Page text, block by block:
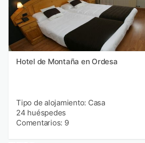
Hotel de Montaña en Ordesa
Tipo de alojamiento: Casa
24 huéspedes
Comentarios: 9